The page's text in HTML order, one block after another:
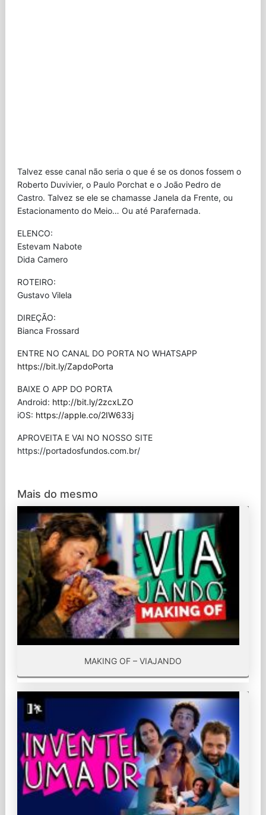
Talvez esse canal não seria o que é se os donos fossem o
Roberto Duvivier, o Paulo Porchat e o João Pedro de
Castro. Talvez se ele se chamasse Janela da Frente, ou
Estacionamento do Meio… Ou até Parafernada.
ELENCO:
Estevam Nabote
Dida Camero
ROTEIRO:
Gustavo Vilela
DIREÇÃO:
Bianca Frossard
ENTRE NO CANAL DO PORTA NO WHATSAPP
https://bit.ly/ZapdoPorta
BAIXE O APP DO PORTA
Android: http://bit.ly/2zcxLZO
iOS: https://apple.co/2IW633j
APROVEITA E VAI NO NOSSO SITE
⁠https://portadosfundos.com.br/
Mais do mesmo
MAKING OF – VIAJANDO